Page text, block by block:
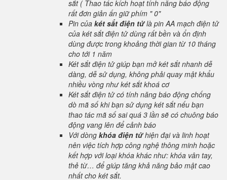
sắt ( Thao tác kích hoạt tính năng báo động
rất đơn giản ấn giữ phím " 0"
Pin của két sắt điện tửlà pin AA mạch điện tử
của két sắt điện tử dùng rất bền và ổn định
dùng được trong khoảng thời gian từ 10 tháng
cho tới 1 năm
Két sắt điện tử giúp bạn mở két sắt nhanh dễ
dàng, dễ sử dụng, không phải quay mật khẩu
nhiều vòng như két sắt khoá cơ
Két sắt điện tử có tính năng báo động chống
dò mã số khi bạn sử dụng két sắt nếu bạn
thao tác mã số sai quá 3 lần sẽ có chuông báo
động vang lên để cảnh báo
Với dòng khóa điện tửhiện đại và linh hoạt
nên việc tích hợp công nghệ thông minh hoặc
kết hợp với loại khóa khác như: khóa vân tay,
thẻ từ… để giúp tăng khả năng bảo mật cao
nhất cho két sắt.